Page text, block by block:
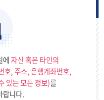
에자신 혹은 타인의
호, 주소, 은행계좌번호,
있는 모든 정보)를
랍니다.